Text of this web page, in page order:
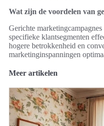
Wat zijn de voordelen van
Gerichte
specifieke klantsegmenten
hogere betrokkenheid en
marketinginspanningen
Meer artikelen